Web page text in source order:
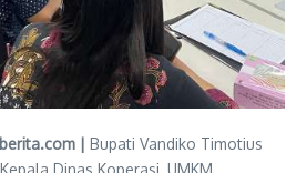
| Bupati Vandiko Timotius